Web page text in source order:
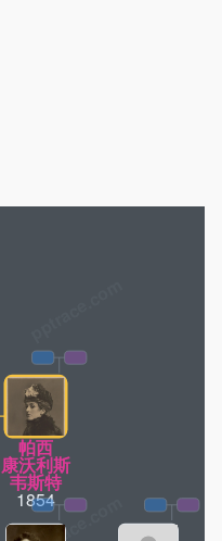
帕西
康沃利斯
韦斯特
1854